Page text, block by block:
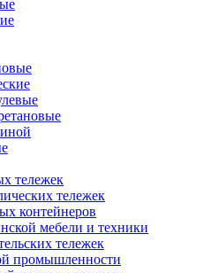
тележек
тележек
контейнеров
мебели и техники
тележек
промышленности